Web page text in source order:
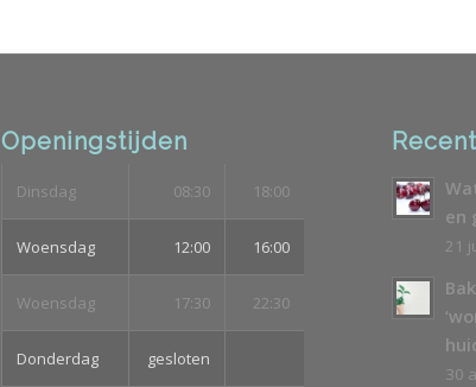
Openingstijden
Dinsdag 08:30 18:00
Woensdag 12:00 16:00
Woensdag 17:30 22:30
Donderdag gesloten
en
21
30